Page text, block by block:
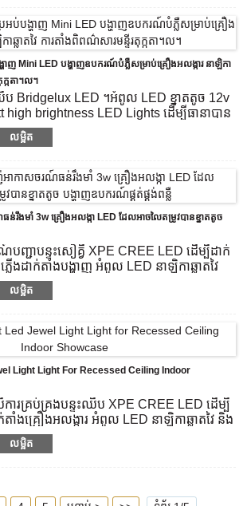
3000k,4000k,6000k
៖ 20000
ាលុយមីញ៉ូមអាកាសចរណ៍
ហាញ Mini LED បង្ហាញឧបករណ៍បំភ្លឺសម្រាប់គ្រឿងអលង្ការ នាឡិកា
ក្កតា។ល។
Bridgelux LED ។អំពូល LED ខ្នាតតូច 12v
high brightness LED Lights ដើម្បីធានាបាន
ប្រកបដោយគុណភាពខ្ពស់បំផុត ដែលអំពូល LED
តខ្ចោះសម្រាប់ពិព័រណ៍ពាណិជ្ជកម្ម គ្រឿងអលង្ការ
3W
3000k,4000k,6000k
ម៉ោង។
លម្អិត
រឹងមាំ 3w គ្រឿងអលង្កា LED ដែលអាចលៃតម្រូវបានខ្នាតតូច
ញ្ជាបន្ទះសៀគ្វី XPE CREE LED ដើម្បីដាក់
ើងដាក់តាំងបង្ហាញ អំពូល LED នាឡិកាឆ្លាតវៃ
និងធ្នើដាក់តាំងបង្ហាញយ៉ាងស្ទាត់ជំនាញ
លឺចែងចាំងទាក់ទាញជាងការយកចិត្តទុកដាក់របស់
និងណែនាំវិធីដែលត្រូវការខួងរន្ធមួយ
3pcs អំពូល LED 1 វ៉ាត់ហើយត្រូវការបម្រុងទុក
លអ្នកបើកបរ - 12V ចរន្តថេរនិងវ៉ុលថេរ។
យមីញ៉ូម Aviation ធន់រឹងមាំ
200mm, 300mm, និង 400mm។
3W
លម្អិត
Light Light For Recessed Ceiling Indoor
ការគ្រប់គ្រងបន្ទះឈីប XPE CREE LED ដើម្បី
ាំងគ្រឿងអលង្ការ អំពូល LED នាឡិកាឆ្លាតវៃ និង
ធ្នើដាក់តាំងបង្ហាញយ៉ាងស្ទាត់ជំនាញ ដើម្បី
ងចាំងទាក់ទាញជាងការយកចិត្តទុកដាក់របស់មនុស្ស។
3pcs អំពូល LED 3 វ៉ាត់ហើយត្រូវការបម្រុងទុក
លម្អិត